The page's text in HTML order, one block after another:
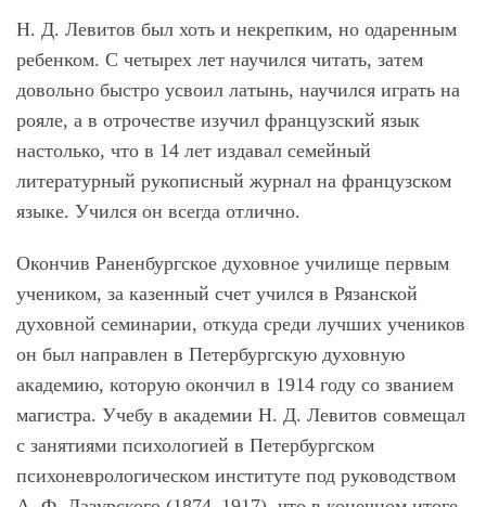
Н. Д. Левитов был хоть и некрепким, но одаренным
ребенком. С четырех лет научился читать, затем
довольно быстро усвоил латынь, научился играть на
рояле, а в отрочестве изучил французский язык
настолько, что в 14 лет издавал семейный
литературный рукописный журнал на французском
языке. Учился он всегда отлично.
Окончив Раненбургское духовное училище первым
учеником, за казенный счет учился в Рязанской
духовной семинарии, откуда среди лучших учеников
он был направлен в Петербургскую духовную
академию, которую окончил в 1914 году со званием
магистра. Учебу в академии Н. Д. Левитов совмещал
с занятиями психологией в Петербургском
психоневрологическом институте под руководством